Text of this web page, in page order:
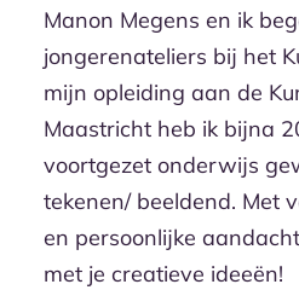
Manon Megens en ik
jongerenateliers bij het
mijn opleiding aan de
Maastricht heb ik bijna
voortgezet onderwijs
tekenen/ beeldend. Met
en persoonlijke
met je creatieve ideeën!